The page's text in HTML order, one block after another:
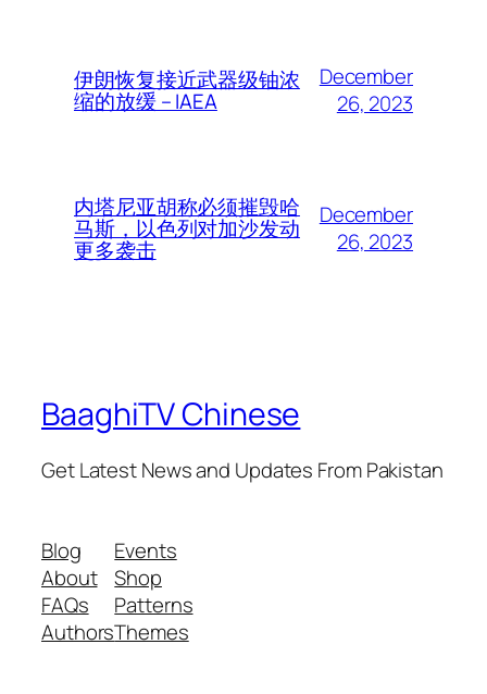
伊朗恢复接近武器级铀浓
缩的放缓 – IAEA
December
26, 2023
内塔尼亚胡称必须摧毁哈
马斯，以色列对加沙发动
更多袭击
December
26, 2023
BaaghiTV Chinese
Get Latest News and Updates From Pakistan
Blog
About
FAQs
Authors
Events
Shop
Patterns
Themes